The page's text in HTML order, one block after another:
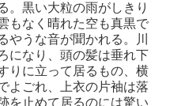
。黒い大粒の雨がしきり
もなく晴れた空も真黒で
うな音が聞かれる。川
になり、頭の髪は垂れ下
りに立って居るもの、横
よごれ、上衣の片袖は落
を止めて居るのには驚い